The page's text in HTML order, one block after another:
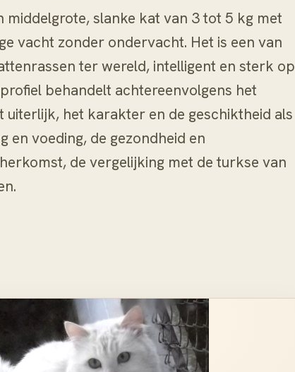
middelgrote, slanke kat van 3 tot 5 kg met
vacht zonder ondervacht. Het is een van
ter wereld, intelligent en sterk op
behandelt achtereenvolgens het
uiterlijk, het karakter en de geschiktheid als
en voeding, de gezondheid en
de vergelijking met de turkse van